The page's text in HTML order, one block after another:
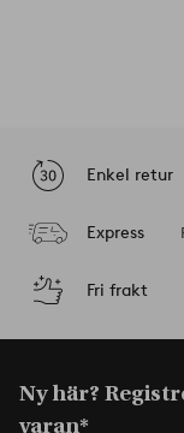
Enkel retur
Express
Fri frakt
Ny här?
varan*